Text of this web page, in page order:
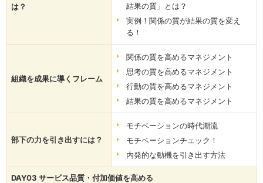
は？
結果の質」とは？
実例！関係の質が結果の質を変え
る！
組織を成果に導くフレーム
関係の質を高めるマネジメント
思考の質を高めるマネジメント
行動の質を高めるマネジメント
結果の質を高めるマネジメント
部下の力を引き出すには？
モチベーションの時代潮流
モチベーションチェック！
内発的な動機を引き出す方法
DAY03 サービス品質・付加価値を高める